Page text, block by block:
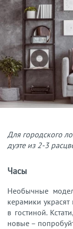
Для городского
дуэте из 2-3
Часы
Необычные
керамики
в гостиной.
новые –